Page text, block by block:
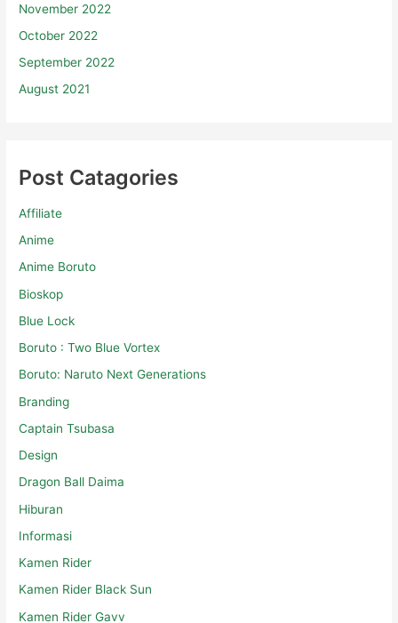
November 2022
October 2022
September 2022
August 2021
Post Catagories
Affiliate
Anime
Anime Boruto
Bioskop
Blue Lock
Boruto : Two Blue Vortex
Boruto: Naruto Next Generations
Branding
Captain Tsubasa
Design
Dragon Ball Daima
Hiburan
Informasi
Kamen Rider
Kamen Rider Black Sun
Kamen Rider Gavv